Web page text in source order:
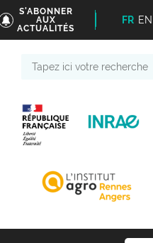
S'ABONNER
AUX
ACTUALITÉS
FR EN